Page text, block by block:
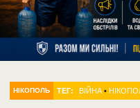
НІКОПОЛЬ ТЕГ: ВІЙНА •